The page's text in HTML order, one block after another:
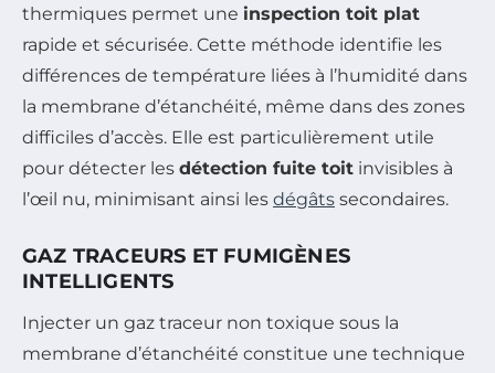
thermiques permet une inspection toit plat
rapide et sécurisée. Cette méthode identifie les
différences de température liées à l’humidité dans
la membrane d’étanchéité, même dans des zones
difficiles d’accès. Elle est particulièrement utile
pour détecter les détection fuite toit invisibles à
l’œil nu, minimisant ainsi les dégâts secondaires.
GAZ TRACEURS ET FUMIGÈNES
INTELLIGENTS
Injecter un gaz traceur non toxique sous la
membrane d’étanchéité constitue une technique